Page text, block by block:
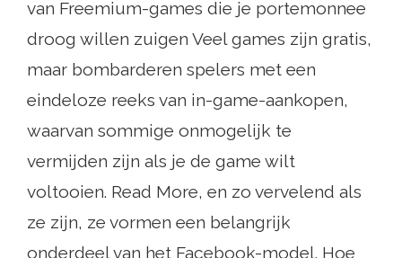
van Freemium-games die je portemonnee
droog willen zuigen Veel games zijn gratis,
maar bombarderen spelers met een
eindeloze reeks van in-game-aankopen,
waarvan sommige onmogelijk te
vermijden zijn als je de game wilt
voltooien. Read More, en zo vervelend als
ze zijn, ze vormen een belangrijk
onderdeel van het Facebook-model. Hoe